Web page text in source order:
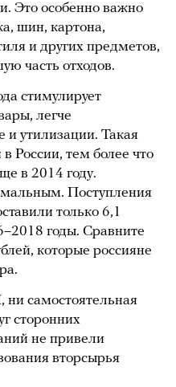
Это особенно важно
шин, картона,
и других предметов,
часть отходов.
стимулирует
легче
и утилизации. Такая
России, тем более что
в 2014 году.
Поступления
только 6,1
годы. Сравните
которые россияне
самостоятельная
сторонних
не привели
вторсырья